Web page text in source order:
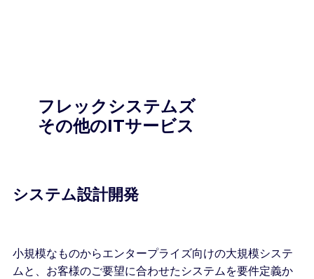
フレックシステムズ
その他のITサービス
システム設計開発
小規模なものからエンタープライズ向けの大規模システ
ムと、お客様のご要望に合わせたシステムを要件定義か